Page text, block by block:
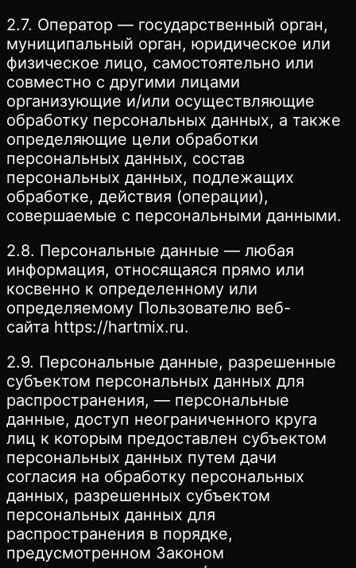
2.7. Оператор — государственный орган,
муниципальный орган, юридическое или
физическое лицо, самостоятельно или
совместно с другими лицами
организующие и/или осуществляющие
обработку персональных данных, а также
определяющие цели обработки
персональных данных, состав
персональных данных, подлежащих
обработке, действия (операции),
совершаемые с персональными данными.
2.8. Персональные данные — любая
информация, относящаяся прямо или
косвенно к определенному или
определяемому Пользователю веб-
сайта https://hartmix.ru.
2.9. Персональные данные, разрешенные
субъектом персональных данных для
распространения, — персональные
данные, доступ неограниченного круга
лиц к которым предоставлен субъектом
персональных данных путем дачи
согласия на обработку персональных
данных, разрешенных субъектом
персональных данных для
распространения в порядке,
предусмотренном Законом